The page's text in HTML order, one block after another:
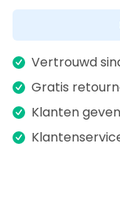
Vertrouwd
Gratis
Klanten